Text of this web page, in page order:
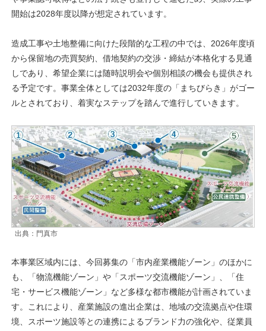
開始は2028年度以降が想定されています。
造成工事や土地整備に向けた段階的な工程の中では、2026年度頃
から保留地の売買契約、借地契約の交渉・締結が本格化する見通
しであり、希望企業には随時説明会や個別相談の機会も提供され
る予定です。事業全体としては2032年度の「まちびらき」がゴー
ルとされており、着実なステップを踏んで進行していきます。
出典：門真市
本事業区域内には、今回募集の「市内産業機能ゾーン」のほかに
も、「物流機能ゾーン」や「スポーツ交流機能ゾーン」、「住
宅・サービス機能ゾーン」など多様な都市機能が計画されていま
す。これにより、産業施設の進出企業は、地域の交流拠点や住環
境、スポーツ施設等との連携によるブランド力の強化や、従業員